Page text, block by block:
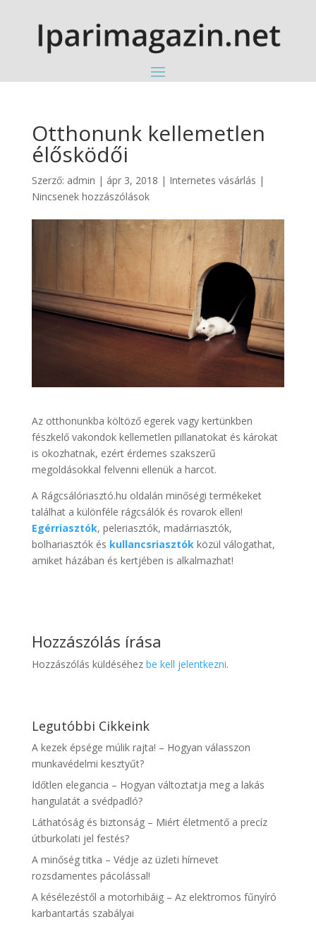
Otthonunk kellemetlen
élősködői
Szerző: admin | ápr 3, 2018 | Internetes vásárlás |
Nincsenek hozzászólások
Az otthonunkba költöző egerek vagy kertünkben
fészkelő vakondok kellemetlen pillanatokat és károkat
is okozhatnak, ezért érdemes szakszerű
megoldásokkal felvenni ellenük a harcot.
A Rágcsálóriasztó.hu oldalán minőségi termékeket
találhat a különféle rágcsálók és rovarok ellen!
Egérriasztók, peleriasztók, madárriasztók,
bolhariasztók és kullancsriasztók közül válogathat,
amiket házában és kertjében is alkalmazhat!
Hozzászólás írása
Hozzászólás küldéséhez be kell jelentkezni.
Legutóbbi Cikkeink
A kezek épsége múlik rajta! – Hogyan válasszon
munkavédelmi kesztyűt?
Időtlen elegancia – Hogyan változtatja meg a lakás
hangulatát a svédpadló?
Láthatóság és biztonság – Miért életmentő a precíz
útburkolati jel festés?
A minőség titka – Védje az üzleti hírnevet
rozsdamentes pácolással!
A késélezéstől a motorhibáig – Az elektromos fűnyíró
karbantartás szabályai